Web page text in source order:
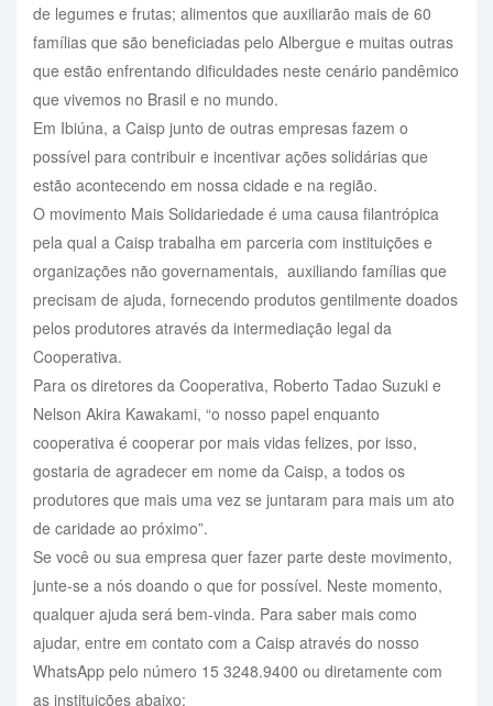
de legumes e frutas; alimentos que auxiliarão mais de 60
famílias que são beneficiadas pelo Albergue e muitas outras
que estão enfrentando dificuldades neste cenário pandêmico
que vivemos no Brasil e no mundo.
Em Ibiúna, a Caisp junto de outras empresas fazem o
possível para contribuir e incentivar ações solidárias que
estão acontecendo em nossa cidade e na região.
O movimento Mais Solidariedade é uma causa filantrópica
pela qual a Caisp trabalha em parceria com instituições e
organizações não governamentais, auxiliando famílias que
precisam de ajuda, fornecendo produtos gentilmente doados
pelos produtores através da intermediação legal da
Cooperativa.
Para os diretores da Cooperativa, Roberto Tadao Suzuki e
Nelson Akira Kawakami, “o nosso papel enquanto
cooperativa é cooperar por mais vidas felizes, por isso,
gostaria de agradecer em nome da Caisp, a todos os
produtores que mais uma vez se juntaram para mais um ato
de caridade ao próximo”.
Se você ou sua empresa quer fazer parte deste movimento,
junte-se a nós doando o que for possível. Neste momento,
qualquer ajuda será bem-vinda. Para saber mais como
ajudar, entre em contato com a Caisp através do nosso
WhatsApp pelo número 15 3248.9400 ou diretamente com
as instituições abaixo: